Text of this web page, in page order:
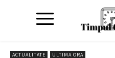
ACTUALITATE ULTIMA ORA